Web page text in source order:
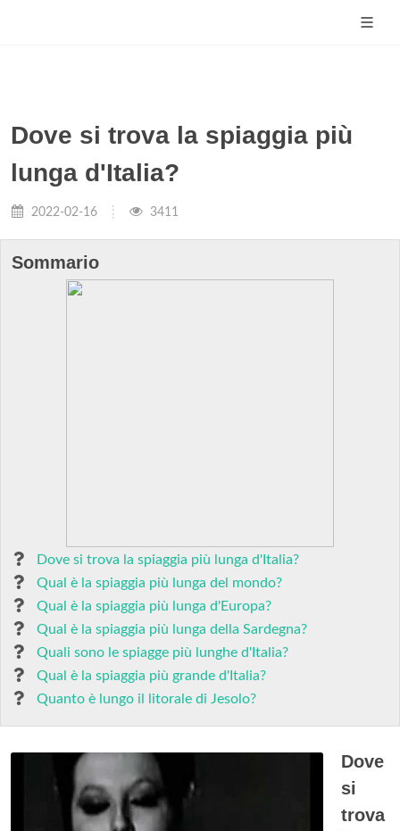
Dove si trova la spiaggia più
lunga d'Italia?
2022-02-16 3411
Sommario
Dove si trova la spiaggia più lunga d'Italia?
Qual è la spiaggia più lunga del mondo?
Qual è la spiaggia più lunga d'Europa?
Qual è la spiaggia più lunga della Sardegna?
Quali sono le spiagge più lunghe d'Italia?
Qual è la spiaggia più grande d'Italia?
Quanto è lungo il litorale di Jesolo?
Dove
si
trova